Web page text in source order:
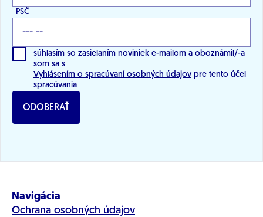
PSČ
súhlasím so zasielaním noviniek e-mailom a oboznámil/-a
som sa s
Vyhlásením o spracúvaní osobných údajov pre tento účel
spracúvania
ODOBERAŤ
Navigácia
Ochrana osobných údajov